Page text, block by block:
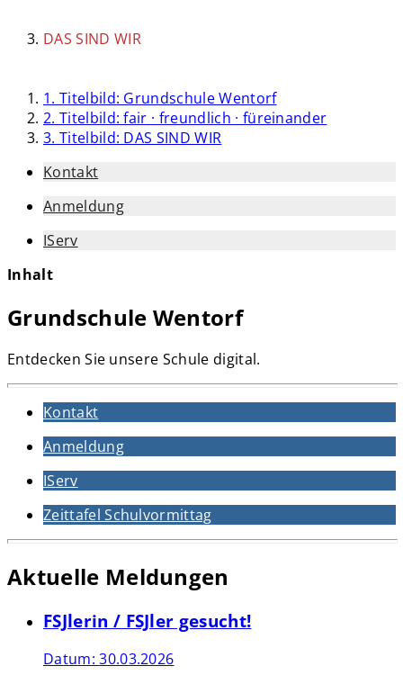
DAS SIND WIR
1. Titelbild: Grundschule Wentorf
2. Titelbild: fair · freundlich · füreinander
3. Titelbild: DAS SIND WIR
Kontakt
Anmeldung
IServ
Inhalt
Grundschule Wentorf
Entdecken Sie unsere Schule digital.
Kontakt
Anmeldung
IServ
Zeittafel Schulvormittag
Aktuelle Meldungen
FSJlerin / FSJler gesucht!
Datum:30.03.2026